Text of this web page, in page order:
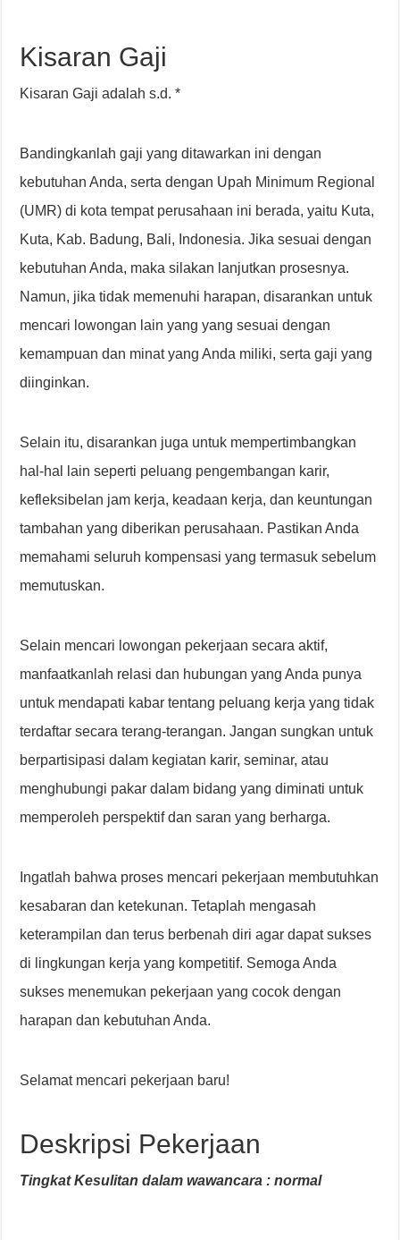
Kisaran Gaji
Kisaran Gaji adalah s.d. *
Bandingkanlah gaji yang ditawarkan ini dengan
kebutuhan Anda, serta dengan Upah Minimum Regional
(UMR) di kota tempat perusahaan ini berada, yaitu Kuta,
Kuta, Kab. Badung, Bali, Indonesia. Jika sesuai dengan
kebutuhan Anda, maka silakan lanjutkan prosesnya.
Namun, jika tidak memenuhi harapan, disarankan untuk
mencari lowongan lain yang yang sesuai dengan
kemampuan dan minat yang Anda miliki, serta gaji yang
diinginkan.
Selain itu, disarankan juga untuk mempertimbangkan
hal-hal lain seperti peluang pengembangan karir,
kefleksibelan jam kerja, keadaan kerja, dan keuntungan
tambahan yang diberikan perusahaan. Pastikan Anda
memahami seluruh kompensasi yang termasuk sebelum
memutuskan.
Selain mencari lowongan pekerjaan secara aktif,
manfaatkanlah relasi dan hubungan yang Anda punya
untuk mendapati kabar tentang peluang kerja yang tidak
terdaftar secara terang-terangan. Jangan sungkan untuk
berpartisipasi dalam kegiatan karir, seminar, atau
menghubungi pakar dalam bidang yang diminati untuk
memperoleh perspektif dan saran yang berharga.
Ingatlah bahwa proses mencari pekerjaan membutuhkan
kesabaran dan ketekunan. Tetaplah mengasah
keterampilan dan terus berbenah diri agar dapat sukses
di lingkungan kerja yang kompetitif. Semoga Anda
sukses menemukan pekerjaan yang cocok dengan
harapan dan kebutuhan Anda.
Selamat mencari pekerjaan baru!
Deskripsi Pekerjaan
Tingkat Kesulitan dalam wawancara : normal